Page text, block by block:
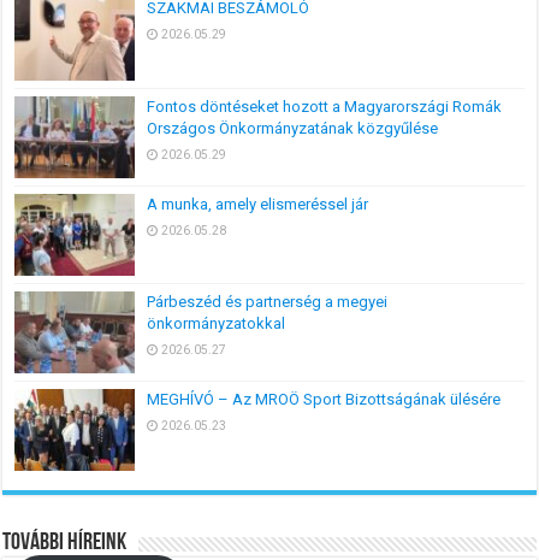
SZAKMAI BESZÁMOLÓ
2026.05.29
Fontos döntéseket hozott a Magyarországi Romák
Országos Önkormányzatának közgyűlése
2026.05.29
A munka, amely elismeréssel jár
2026.05.28
Párbeszéd és partnerség a megyei
önkormányzatokkal
2026.05.27
MEGHÍVÓ – Az MROÖ Sport Bizottságának ülésére
2026.05.23
További híreink